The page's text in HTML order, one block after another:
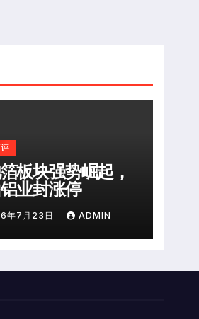
板块强势崛起，
业封涨停
年7月23日 ADMIN